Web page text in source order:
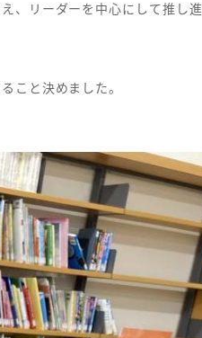
、リーダーを中心にして推し進
こと決めました。